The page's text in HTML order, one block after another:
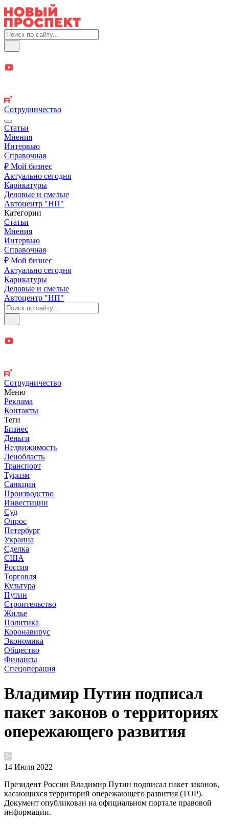
Сотрудничество
Статьи
Мнения
Интервью
Справочная
₽ Мой бизнес
Актуально сегодня
Карикатуры
Деловые и смелые
Автоцентр "НП"
Категории
Статьи
Мнения
Интервью
Справочная
₽ Мой бизнес
Актуально сегодня
Карикатуры
Деловые и смелые
Автоцентр "НП"
Сотрудничество
Меню
Реклама
Контакты
Теги
Бизнес
Деньги
Недвижимость
Ленобласть
Транспорт
Туризм
Санкции
Производство
Инвестиции
Суд
Опрос
Петербург
Украина
Сделка
США
Россия
Торговля
Культура
Путин
Строительство
Жилье
Политика
Коронавирус
Экономика
Общество
Финансы
Спецоперация
Владимир Путин подписал
пакет законов о территориях
опережающего развития
14 Июля 2022
Президент России Владимир Путин подписал пакет законов,
касающихся территорий опережающего развития (ТОР).
Документ опубликован на официальном портале правовой
информации.